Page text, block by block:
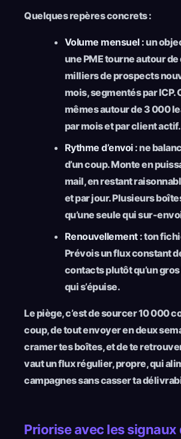
Quelques repères concrets :
Volume mensuel : un
une PME tourne autour
milliers de prospects
mois, segmentés par ICP.
mêmes autour de 3 000
par mois et par client actif.
Rythme d’envoi : ne
d’un coup. Monte en
mail, en restant
et par jour. Plusieurs
qu’une seule qui sur-
Renouvellement :ton
Prévois un flux constant
contacts plutôt qu’un
qui s’épuise.
Le piège, c’est de sourcer 10 000
coup, de tout envoyer en deux
cramer tes boîtes, et de te
vaut un flux régulier, propre, qui
campagnes sans casser ta
Priorise avec les signaux